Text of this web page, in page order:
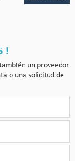
!
un proveedor
o una solicitud de